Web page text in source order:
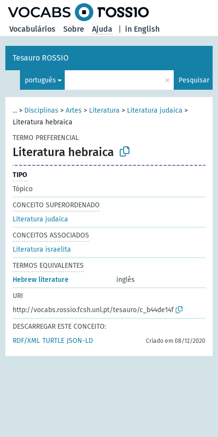
in English
Vocabulários Sobre Ajuda
Tesauro ROSSIO
português × Pesquisar
... > Disciplinas >Artes > Literatura > Literatura judaica >
Literatura hebraica
TERMO PREFERENCIAL
Literatura hebraica
TIPO
Tópico
CONCEITO SUPERORDENADO
Literatura judaica
CONCEITOS ASSOCIADOS
Literatura israelita
TERMOS EQUIVALENTES
Hebrew literature
inglês
URI
http://vocabs.rossio.fcsh.unl.pt/tesauro/c_b44de14f
DESCARREGAR ESTE CONCEITO:
RDF/XML TURTLE JSON-LD Criado em 08/12/2020